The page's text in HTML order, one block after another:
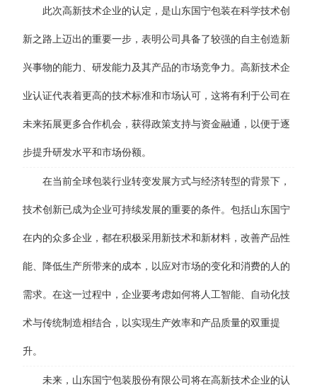
此次高新技术企业的认定，是山东国宁包装在科学技术创
新之路上迈出的重要一步，表明公司具备了较强的自主创造新
兴事物的能力、研发能力及其产品的市场竞争力。高新技术企
业认证代表着更高的技术标准和市场认可，这将有利于公司在
未来拓展更多合作机会，获得政策支持与资金融通，以便于逐
步提升研发水平和市场份额。
在当前全球包装行业转变发展方式与经济转型的背景下，
技术创新已成为企业可持续发展的重要的条件。包括山东国宁
在内的众多企业，都在积极采用新技术和新材料，改善产品性
能、降低生产所带来的成本，以应对市场的变化和消费的人的
需求。在这一过程中，企业要考虑如何将人工智能、自动化技
术与传统制造相结合，以实现生产效率和产品质量的双重提
升。
未来，山东国宁包装股份有限公司将在高新技术企业的认